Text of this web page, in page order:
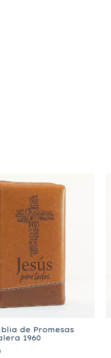
de Promesas
1960